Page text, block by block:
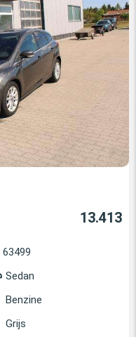
13.413
63499
Sedan
Benzine
Grijs